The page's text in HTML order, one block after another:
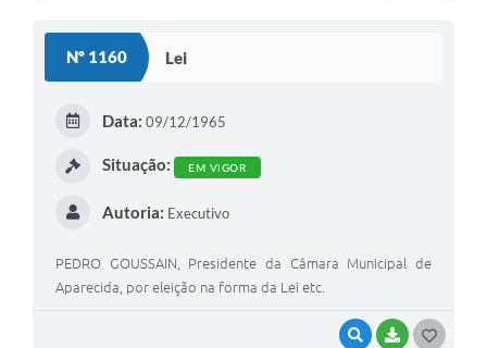
Nº 1160 Lei
VISUALIZAR
BAIXAR
Data: 09/12/1965
Situação: EM VIGOR
Autoria: Executivo
PEDRO GOUSSAIN, Presidente da Câmara Municipal de
Aparecida, por eleição na forma da Lei etc.